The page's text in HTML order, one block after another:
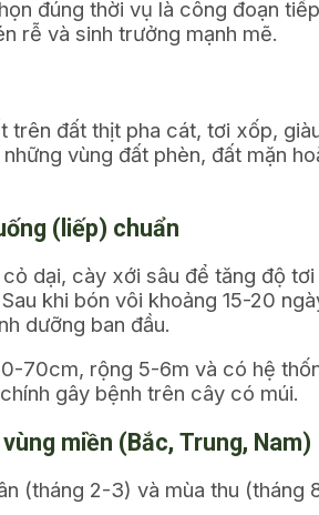
đúng thời vụ là công đoạn
rễ và sinh trưởng mạnh mẽ.
đất thịt pha cát, tơi xốp,
vùng đất phèn, đất mặn
(liếp) chuẩn
dại, cày xới sâu để tăng độ
khi bón vôi khoảng 15-20
dưỡng ban đầu.
70cm, rộng 5-6m và có hệ
gây bệnh trên cây có múi.
miền (Bắc, Trung, Nam)
(tháng 2-3) và mùa thu (tháng